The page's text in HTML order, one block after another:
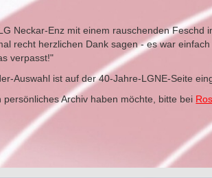
Neckar-Enz mit einem rauschenden Feschd
recht herzlichen Dank sagen - es war
verpasst!"
Auswahl ist auf der 40-Jahre-LGNE-Seite
Archiv haben möchte, bitte bei